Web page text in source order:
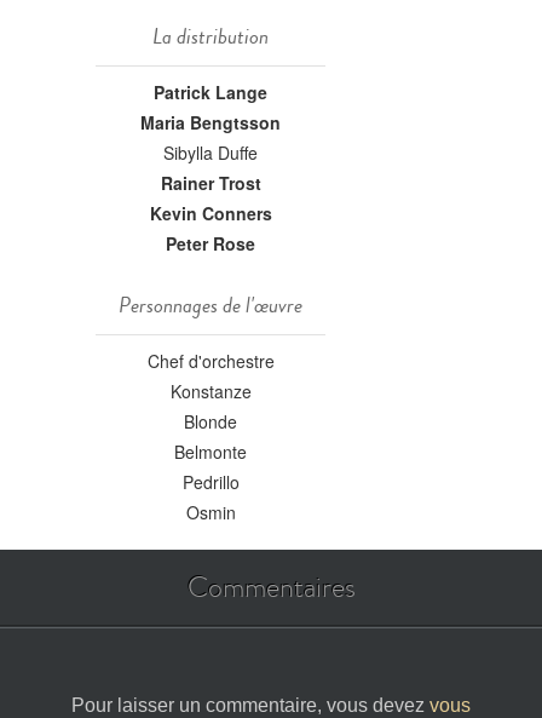
La distribution
Patrick Lange
Maria Bengtsson
Sibylla Duffe
Rainer Trost
Kevin Conners
Peter Rose
Personnages de l'œuvre
Chef d'orchestre
Konstanze
Blonde
Belmonte
Pedrillo
Osmin
Commentaires
Pour laisser un commentaire, vous devez vous